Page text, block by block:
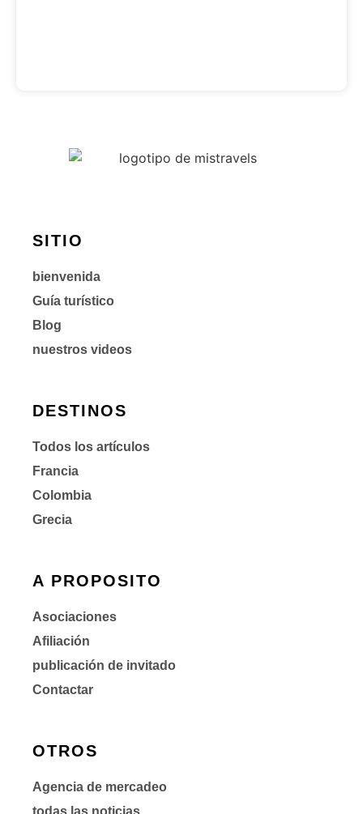
SITIO
bienvenida
Guía turístico
Blog
nuestros videos
DESTINOS
Todos los artículos
Francia
Colombia
Grecia
A PROPOSITO
Asociaciones
Afiliación
publicación de invitado
Contactar
OTROS
Agencia de mercadeo